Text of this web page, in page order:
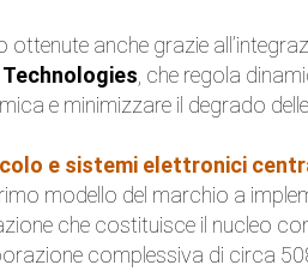
anche grazie
, che regola
e minimizzare il degrado
e sistemi elettronici
modello del marchio a
che costituisce il nucleo
complessiva di circa